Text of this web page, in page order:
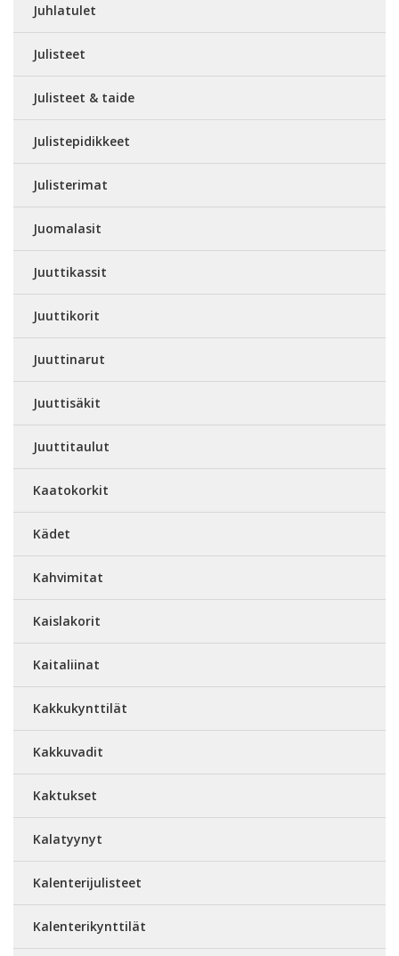
Juhlatulet
Julisteet
Julisteet & taide
Julistepidikkeet
Julisterimat
Juomalasit
Juuttikassit
Juuttikorit
Juuttinarut
Juuttisäkit
Juuttitaulut
Kaatokorkit
Kädet
Kahvimitat
Kaislakorit
Kaitaliinat
Kakkukynttilät
Kakkuvadit
Kaktukset
Kalatyynyt
Kalenterijulisteet
Kalenterikynttilät